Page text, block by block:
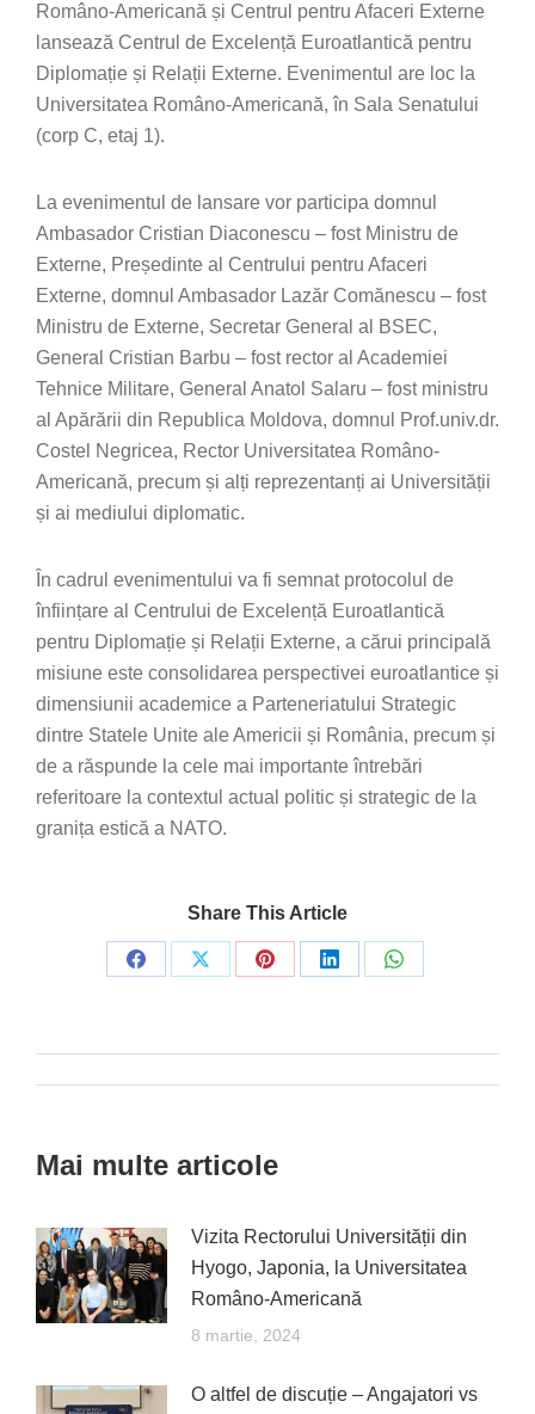
Româno-Americană și Centrul pentru Afaceri Externe
lansează Centrul de Excelență Euroatlantică pentru
Diplomație și Relații Externe. Evenimentul are loc la
Universitatea Româno-Americană, în Sala Senatului
(corp C, etaj 1).
La evenimentul de lansare vor participa domnul
Ambasador Cristian Diaconescu – fost Ministru de
Externe, Președinte al Centrului pentru Afaceri
Externe, domnul Ambasador Lazăr Comănescu – fost
Ministru de Externe, Secretar General al BSEC,
General Cristian Barbu – fost rector al Academiei
Tehnice Militare, General Anatol Salaru – fost ministru
al Apărării din Republica Moldova, domnul Prof.univ.dr.
Costel Negricea, Rector Universitatea Româno-
Americană, precum și alți reprezentanți ai Universității
și ai mediului diplomatic.
În cadrul evenimentului va fi semnat protocolul de
înființare al Centrului de Excelență Euroatlantică
pentru Diplomație și Relații Externe, a cărui principală
misiune este consolidarea perspectivei euroatlantice și
dimensiunii academice a Parteneriatului Strategic
dintre Statele Unite ale Americii și România, precum și
de a răspunde la cele mai importante întrebări
referitoare la contextul actual politic și strategic de la
granița estică a NATO.
Share This Article
Share
Share
Share
Share
Share
Post
Mai multe articole
Vizita Rectorului Universității din
Hyogo, Japonia, la Universitatea
Româno-Americană
8 martie, 2024
O altfel de discuție – Angajatori vs